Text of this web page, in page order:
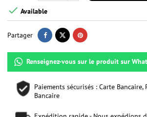
 Available
Partager
Renseignez-vous sur le produit sur
Paiements sécurisés : Carte Bancaire,
Bancaire